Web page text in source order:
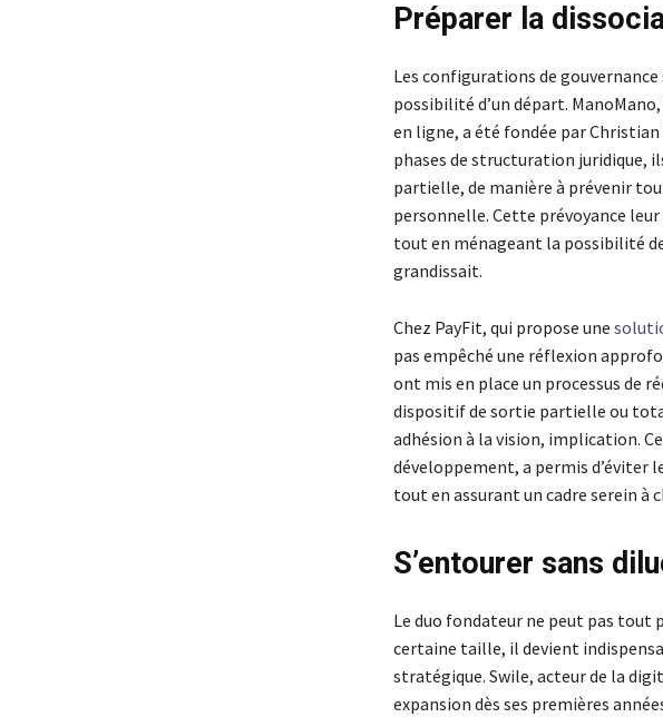
Préparer la
Les configurations de
possibilité d’un départ.
en ligne, a été fondée par
phases de structuration juridique,
partielle, de manière à prévenir
personnelle. Cette prévoyance
tout en ménageant la possibilité
grandissait.
Chez PayFit, qui propose une
pas empêché une réflexion
ont mis en place un processus de
dispositif de sortie partielle ou
adhésion à la vision, implication.
développement, a permis d’éviter
tout en assurant un cadre serein à
S’entourer sans
Le duo fondateur ne peut pas
certaine taille, il devient
stratégique. Swile, acteur de la
expansion dès ses premières